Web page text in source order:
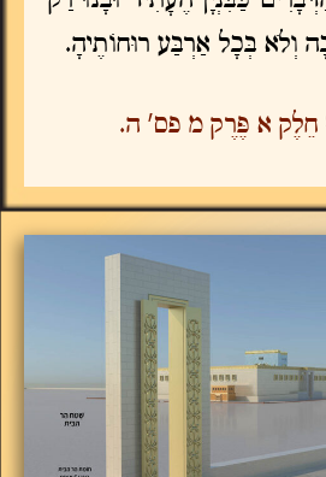
וְלֹא בְּכָל אַרְבַּע רוּחוֹתֶיהָ.
חֵלֶק א פֶּרֶק מ פס' ה.